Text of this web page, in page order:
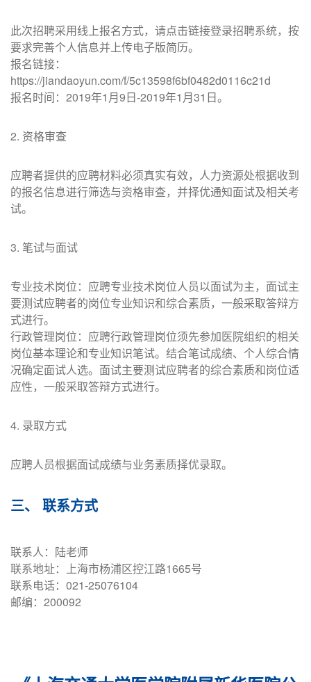
此次招聘采用线上报名方式，请点击链接登录招聘系统，按
要求完善个人信息并上传电子版简历。
报名链接：
https://jiandaoyun.com/f/5c13598f6bf0482d0116c21d
报名时间：2019年1月9日-2019年1月31日。
2. 资格审查
应聘者提供的应聘材料必须真实有效，人力资源处根据收到
的报名信息进行筛选与资格审查，并择优通知面试及相关考
试。
3. 笔试与面试
专业技术岗位：应聘专业技术岗位人员以面试为主，面试主
要测试应聘者的岗位专业知识和综合素质，一般采取答辩方
式进行。
行政管理岗位：应聘行政管理岗位须先参加医院组织的相关
岗位基本理论和专业知识笔试。结合笔试成绩、个人综合情
况确定面试人选。面试主要测试应聘者的综合素质和岗位适
应性，一般采取答辩方式进行。
4. 录取方式
应聘人员根据面试成绩与业务素质择优录取。
三、 联系方式
联系人：陆老师
联系地址：上海市杨浦区控江路1665号
联系电话：021-25076104
邮编：200092